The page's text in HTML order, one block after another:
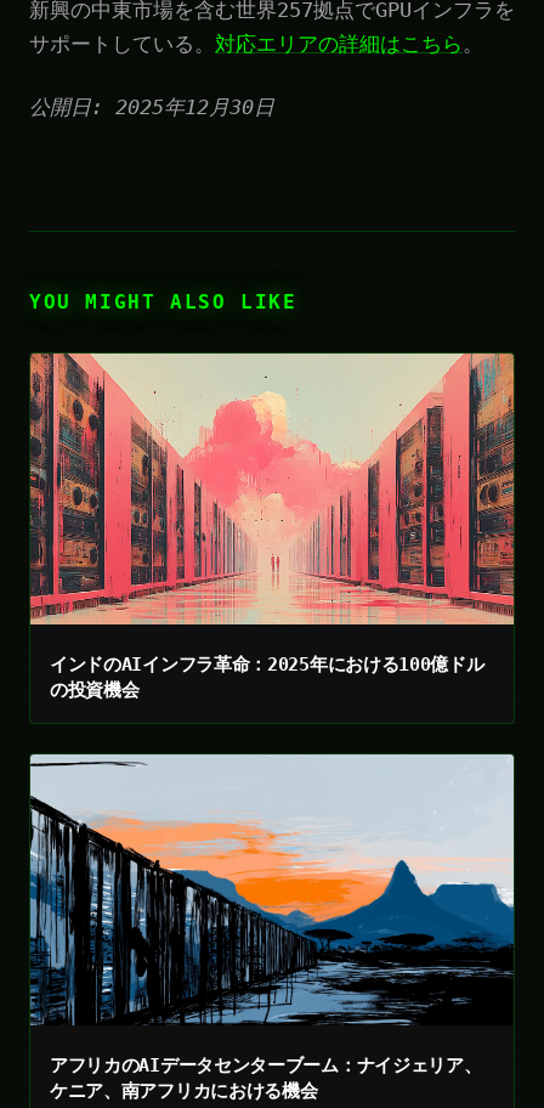
新興の中東市場を含む世界257拠点でGPUインフラを
サポートしている。 対応エリアの詳細はこちら 。
公開日: 2025年12月30日
YOU MIGHT ALSO LIKE
インドのAIインフラ革命：2025年における100億ドル
の投資機会
アフリカのAIデータセンターブーム：ナイジェリア、
ケニア、南アフリカにおける機会